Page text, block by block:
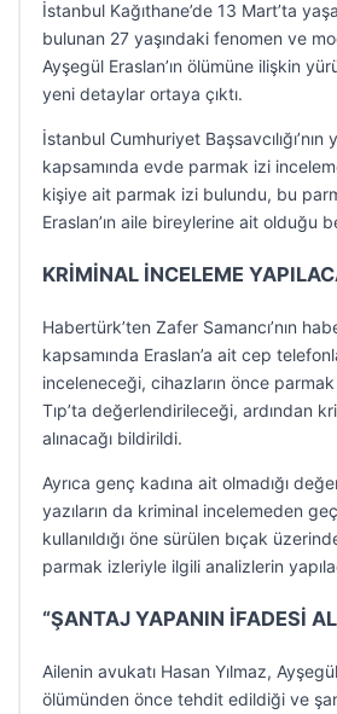
İstanbul Kağıthane’de 13 Mart’ta
bulunan 27 yaşındaki fenomen ve
Ayşegül Eraslan’ın ölümüne ilişkin
yeni detaylar ortaya çıktı.
İstanbul Cumhuriyet
kapsamında evde parmak izi
kişiye ait parmak izi bulundu, bu
Eraslan’ın aile bireylerine ait olduğu
KRİMİNAL İNCELEME
Habertürk’ten Zafer Samancı’nın
kapsamında Eraslan’a ait cep
inceleneceği, cihazların önce
Tıp’ta değerlendirileceği, ardından
alınacağı bildirildi.
Ayrıca genç kadına ait olmadığı
yazıların da kriminal incelemeden
kullanıldığı öne sürülen bıçak
parmak izleriyle ilgili analizlerin
“ŞANTAJ YAPANIN İFADESİ
Ailenin avukatı Hasan Yılmaz, Ayşegül
ölümünden önce tehdit edildiği ve